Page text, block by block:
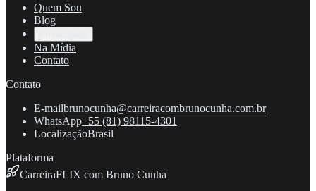
Quem Sou
Blog
Na Mídia
Contato
Contato
E-mailbrunocunha@carreiracombrunocunha.com.br
WhatsApp+55 (81) 98115-4301
LocalizaçãoBrasil
Plataforma
CarreiraFLIX com Bruno Cunha